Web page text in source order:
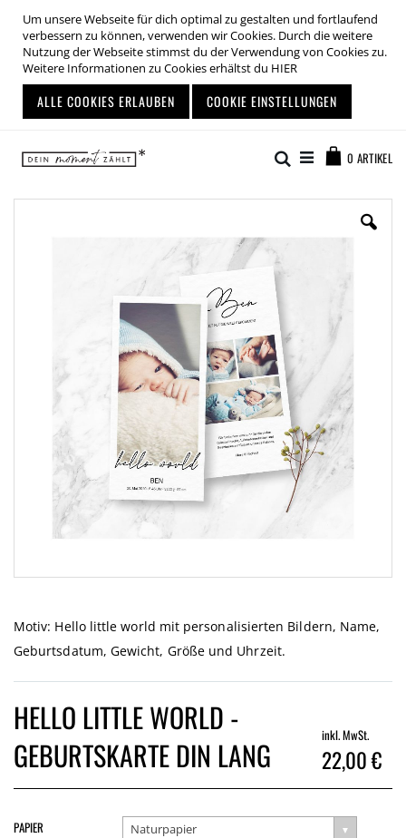
Um unsere Webseite für dich optimal zu gestalten und fortlaufend
verbessern zu können, verwenden wir Cookies. Durch die weitere
Nutzung der Webseite stimmst du der Verwendung von Cookies zu.
Weitere Informationen zu Cookies erhältst du HIER
ALLE COOKIES ERLAUBEN COOKIE EINSTELLUNGEN
Inhalt
springen
0 ARTIKEL
Suche
der
Bildgalerie
springen
Motiv: Hello little world mit personalisierten Bildern, Name,
Geburtsdatum, Gewicht, Größe und Uhrzeit.
HELLO LITTLE WORLD -
GEBURTSKARTE DIN LANG
inkl. MwSt.
22,00 €
PAPIER Naturpapier